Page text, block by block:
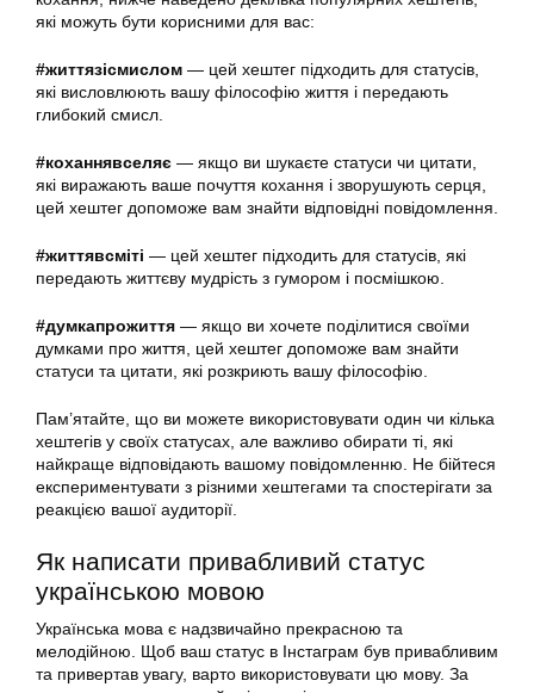
які можуть бути корисними для вас:
#життязісмислом — цей хештег підходить для статусів,
які висловлюють вашу філософію життя і передають
глибокий смисл.
#коханнявселяє — якщо ви шукаєте статуси чи цитати,
які виражають ваше почуття кохання і зворушують серця,
цей хештег допоможе вам знайти відповідні повідомлення.
#життявсміті — цей хештег підходить для статусів, які
передають життєву мудрість з гумором і посмішкою.
#думкапрожиття — якщо ви хочете поділитися своїми
думками про життя, цей хештег допоможе вам знайти
статуси та цитати, які розкриють вашу філософію.
Пам’ятайте, що ви можете використовувати один чи кілька
хештегів у своїх статусах, але важливо обирати ті, які
найкраще відповідають вашому повідомленню. Не бійтеся
експериментувати з різними хештегами та спостерігати за
реакцією вашої аудиторії.
Як написати привабливий статус
українською мовою
Українська мова є надзвичайно прекрасною та
мелодійною. Щоб ваш статус в Інстаграм був привабливим
та привертав увагу, варто використовувати цю мову. За